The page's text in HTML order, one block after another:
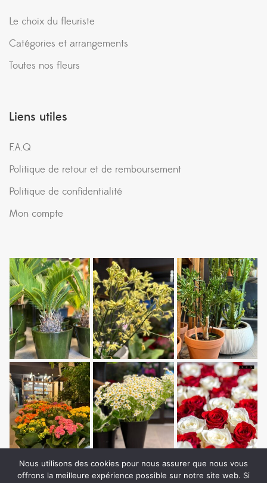
Le choix du fleuriste
Catégories et arrangements
Toutes nos fleurs
Liens utiles
F.A.Q
Politique de retour et de remboursement
Politique de confidentialité
Mon compte
Nous utilisons des cookies pour nous assurer que nous vous
offrons la meilleure expérience possible sur notre site web. Si